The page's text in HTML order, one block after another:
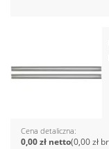
Cena detaliczna
0,00 zł
0,00 zł